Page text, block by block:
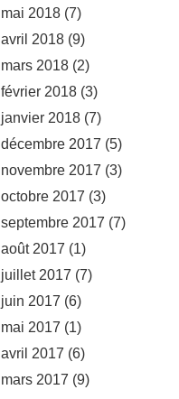
mai 2018 (7)
avril 2018 (9)
mars 2018 (2)
février 2018 (3)
janvier 2018 (7)
décembre 2017 (5)
novembre 2017 (3)
octobre 2017 (3)
septembre 2017 (7)
août 2017 (1)
juillet 2017 (7)
juin 2017 (6)
mai 2017 (1)
avril 2017 (6)
mars 2017 (9)